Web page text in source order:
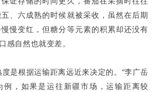
、六成熟的时候就被采收，虽然在后期
慢变红，但糖分等元素的积累却还没有
感自然也就变差。
是根据运输距离远近来决定的。”李广岳
例，如果是运往新疆市场，运输距离较